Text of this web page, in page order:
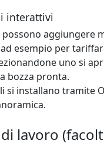
interattivi
aggiungere
esempio per
uno si
bozza pronta.
si installano tramite
lavoro